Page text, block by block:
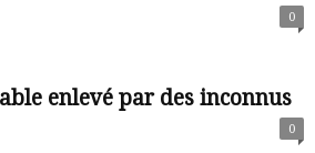
0
enlevé par des inconnus
0